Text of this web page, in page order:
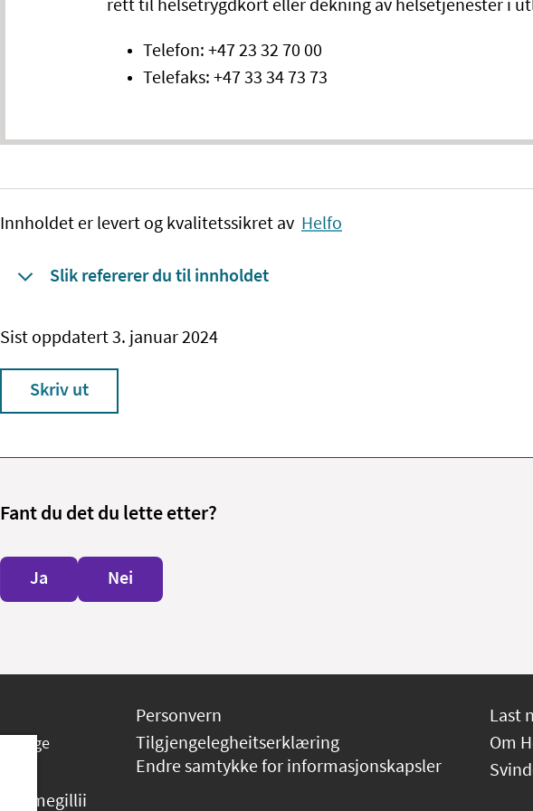
rett til helsetrygdkort eller dekning av helsetjenester i
Telefon: +47 23 32 70 00
Telefaks: +47 33 34 73 73
Innholdet er levert og kvalitetssikret av Helfo
Slik refererer du til innholdet
Sist oppdatert 3. januar 2024
Skriv ut
Fant du det du lette etter?
Ja Nei